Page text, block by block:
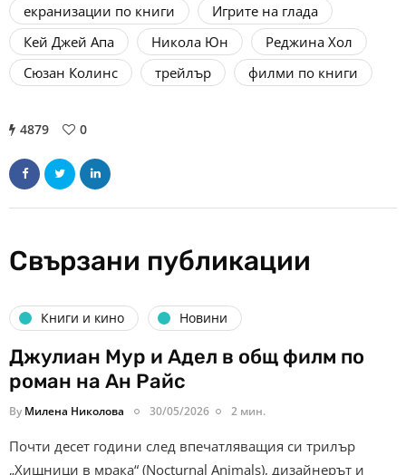
екранизации по книги
Игрите на глада
Кей Джей Апа
Никола Юн
Реджина Хол
Сюзан Колинс
трейлър филми по книги
4879 0
Свързани публикации
Книги и кино Новини
Джулиан Мур и Адел в общ филм по
роман на Ан Райс
By Милена Николова 30/05/2026 2 мин.
Почти десет години след впечатляващия си трилър
„Хищници в мрака“ (Nocturnal Animals), дизайнерът и